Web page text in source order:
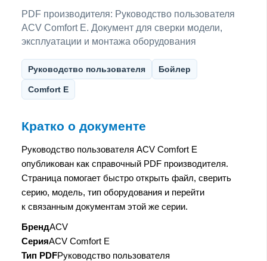
PDF производителя: Руководство пользователя
ACV Comfort E. Документ для сверки модели,
эксплуатации и монтажа оборудования
Руководство пользователя Бойлер
Comfort E
Кратко о документе
Руководство пользователя ACV Comfort E
опубликован как справочный PDF производителя.
Страница помогает быстро открыть файл, сверить
серию, модель, тип оборудования и перейти
к связанным документам этой же серии.
БрендACV
СерияACV Comfort E
Тип PDFРуководство пользователя